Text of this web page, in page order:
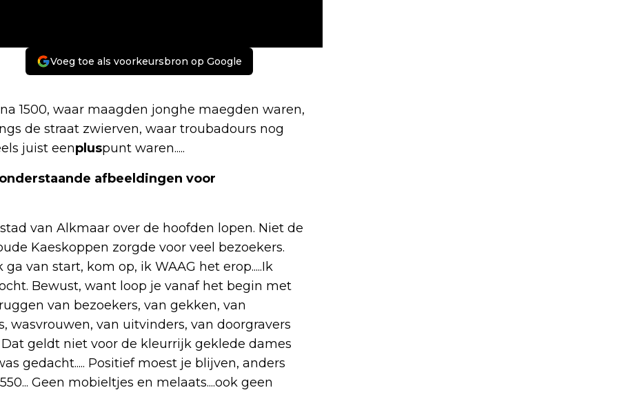
Voeg toe als voorkeursbron op Google
1500, waar maagden jonghe maegden waren,
de straat zwierven, waar troubadours nog
juist eenpluspunt waren.....
afbeeldingen voor
van Alkmaar over de hoofden lopen. Niet de
Kaeskoppen zorgde voor veel bezoekers.
van start, kom op, ik WAAG het erop.....Ik
Bewust, want loop je vanaf het begin met
van bezoekers, van gekken, van
wasvrouwen, van uitvinders, van doorgravers
geldt niet voor de kleurrijk geklede dames
gedacht..... Positief moest je blijven, anders
Geen mobieltjes en melaats....ook geen